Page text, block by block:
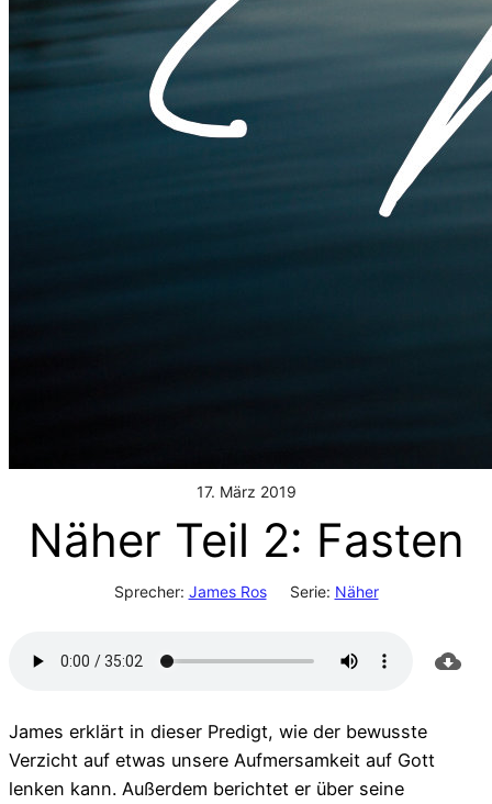
17. März 2019
Näher Teil 2: Fasten
Sprecher: James Ros Serie: Näher
James erklärt in dieser Predigt, wie der bewusste
Verzicht auf etwas unsere Aufmersamkeit auf Gott
lenken kann. Außerdem berichtet er über seine